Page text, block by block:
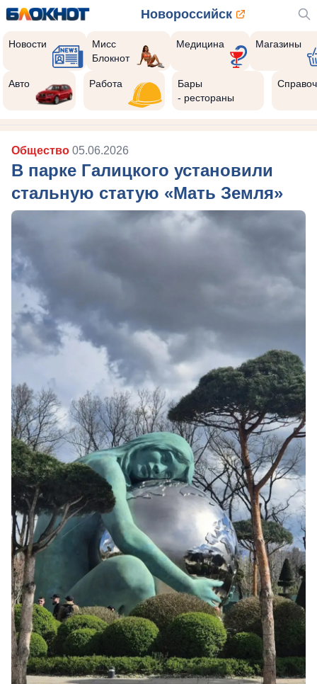
Новороссийск
Новости
Мисс
Блокнот
Медицина Магазины
Авто Работа
Бары
- рестораны
Общество 05.06.2026
В парке Галицкого установили
стальную статую «Мать Земля»